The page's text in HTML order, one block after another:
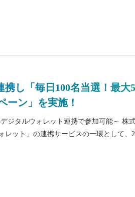
し「毎日100名当選！最大
ーン」を実施！
ジタルウォレット連携で参加可能～ 株
レット」の連携サービスの一環として、